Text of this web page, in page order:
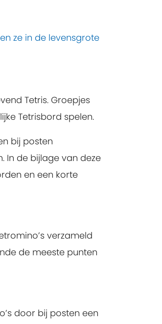
ze in de levensgrote
Tetris. Groepjes
Tetrisbord spelen.
bij posten
In de bijlage van deze
en een korte
verzameld
de meeste punten
door bij posten een